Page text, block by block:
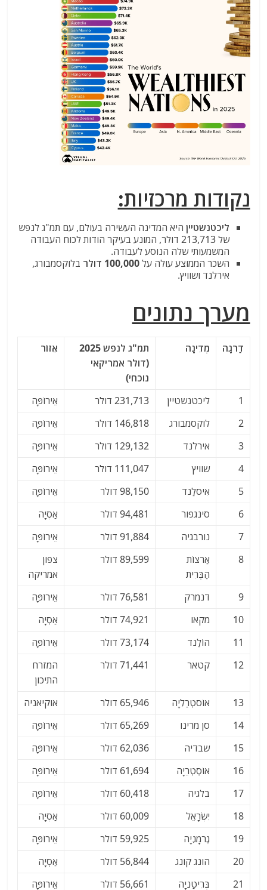
נקודות מרכזיות:
ליכטנשטיין היא המדינה העשירה בעולם, עם תמ"ג לנפש
של 213,713 דולר, המונע בעיקר הודות לכוח העבודה
המשמעותי שלה הנוסע לעבודה.
השכר הממוצע עולה על100,000 דולר
בלוקסמבורג,
אירלנד ושוויץ.
מערך נתונים
דַרגָה מְדִינָה
תמ"ג לנפש 2025
(דולר אמריקאי
נוכחי)
אֵזוֹר
1 ליכטנשטיין 231,713 דולר
אֵירוֹפָּה
2
לוקסמבורג 146,818 דולר
אֵירוֹפָּה
3
אירלנד 129,132 דולר
אֵירוֹפָּה
4
שוויץ 111,047 דולר
אֵירוֹפָּה
5
אִיסלַנד 98,150 דולר
אֵירוֹפָּה
6
סינגפור 94,481 דולר
אַסְיָה
7
נורבגיה 91,884 דולר
אֵירוֹפָּה
8
אַרצוֹת
הַבְּרִית
89,599 דולר
צפון
אמריקה
9
דנמרק 76,581 דולר
אֵירוֹפָּה
10
מקאו 74,921 דולר
אַסְיָה
11
הוֹלַנד 73,174 דולר
אֵירוֹפָּה
12
קטאר 71,441 דולר
המזרח
התיכון
13
אוֹסטְרַלִיָה 65,946 דולר
אוקיאניה
14
סן מרינו 65,269 דולר
אֵירוֹפָּה
15
שבדיה 62,036 דולר
אֵירוֹפָּה
16
אוֹסְטְרֵיָה 61,694 דולר
אֵירוֹפָּה
17
בלגיה 60,418 דולר
אֵירוֹפָּה
18
יִשְׂרָאֵל 60,009 דולר
אַסְיָה
19
גֶרמָנִיָה 59,925 דולר
אֵירוֹפָּה
20
הונג קונג 56,844 דולר
אַסְיָה
21
בְּרִיטַנִיָה 56,661 דולר אֵירוֹפָּה